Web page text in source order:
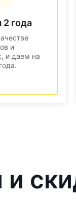
2 года
и
и даем на